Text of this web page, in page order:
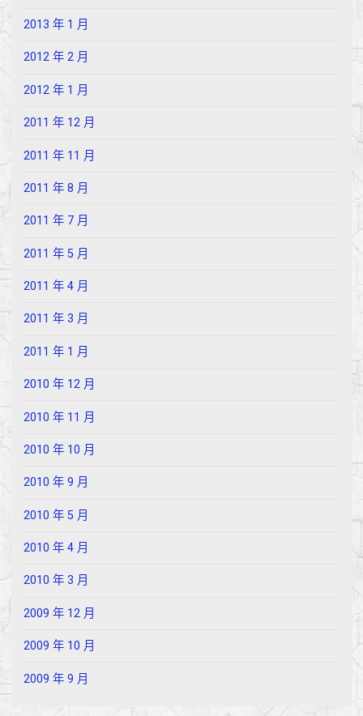
2013 年 1 月
2012 年 2 月
2012 年 1 月
2011 年 12 月
2011 年 11 月
2011 年 8 月
2011 年 7 月
2011 年 5 月
2011 年 4 月
2011 年 3 月
2011 年 1 月
2010 年 12 月
2010 年 11 月
2010 年 10 月
2010 年 9 月
2010 年 5 月
2010 年 4 月
2010 年 3 月
2009 年 12 月
2009 年 10 月
2009 年 9 月